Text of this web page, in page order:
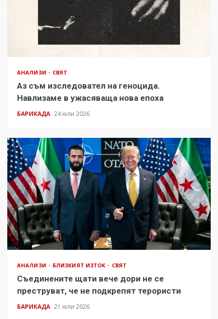
АНАЛИЗИ СВЯТ
Аз съм изследовател на геноцида.
Навлизаме в ужасяваща нова епоха
БАРИКАДА 24 юли 2026
АНАЛИЗИ БЛИЗКИЯТ ИЗТОК СВЯТ
Съединените щати вече дори не се
преструват, че не подкрепят терористи
БАРИКАДА 21 юли 2026